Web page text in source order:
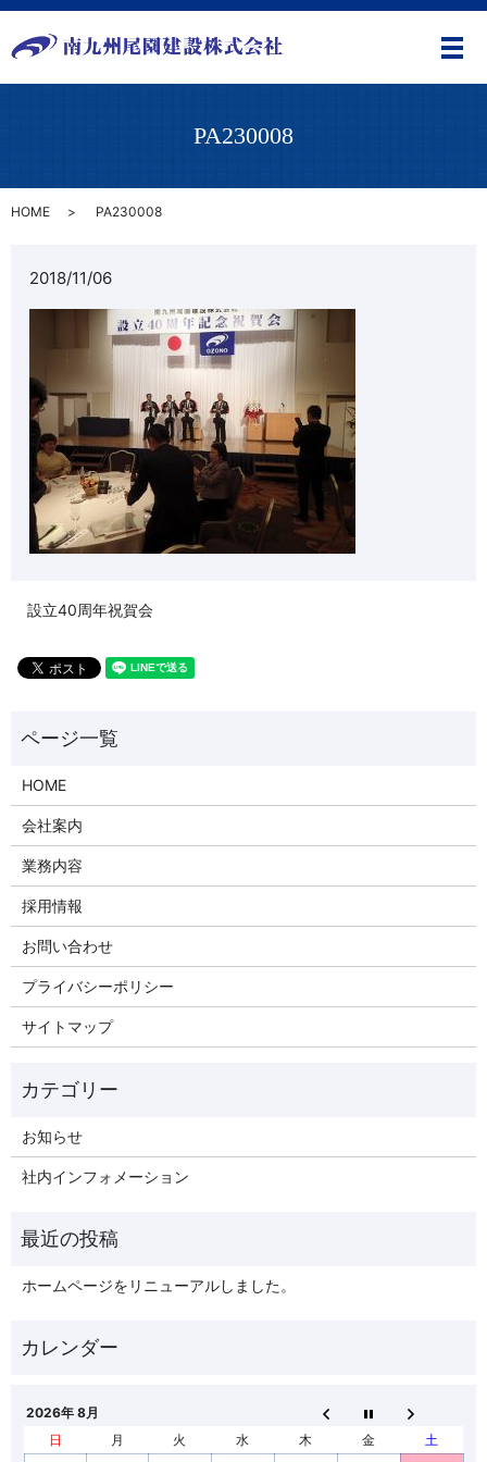
メ
PA230008
HOME PA230008
2018/11/06
設立40周年祝賀会
HOME
会社案内
業務内容
採用情報
お問い合わせ
プライバシーポリシー
サイトマップ
お知らせ
社内インフォメーション
ホームページをリニューアルしました。
2026年 8月
日
月 火 水 木 金
土